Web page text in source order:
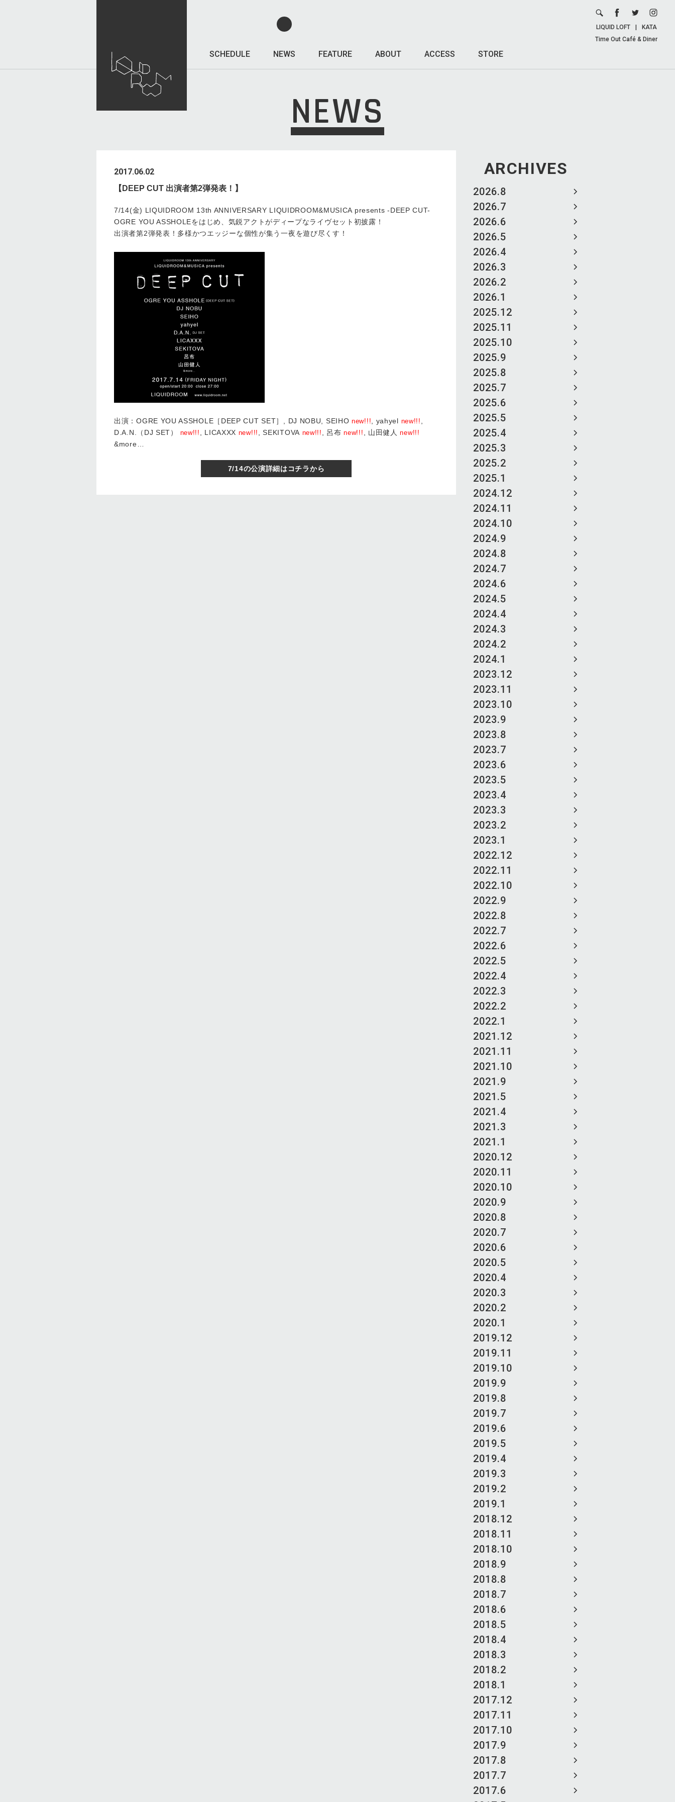
SCHEDULE NEWS FEATURE ABOUT ACCESS STORE
LIQUID LOFT
KATA
Time Out Café & Diner
NEWS
ARCHIVES
2026.8
2026.7
2026.6
2026.5
2026.4
2026.3
2026.2
2026.1
2025.12
2025.11
2025.10
2025.9
2025.8
2025.7
2025.6
2025.5
2025.4
2025.3
2025.2
2025.1
2024.12
2024.11
2024.10
2024.9
2024.8
2024.7
2024.6
2024.5
2024.4
2024.3
2024.2
2024.1
2023.12
2023.11
2023.10
2023.9
2023.8
2023.7
2023.6
2023.5
2023.4
2023.3
2023.2
2023.1
2022.12
2022.11
2022.10
2022.9
2022.8
2022.7
2022.6
2022.5
2022.4
2022.3
2022.2
2022.1
2021.12
2021.11
2021.10
2021.9
2021.5
2021.4
2021.3
2021.1
2020.12
2020.11
2020.10
2020.9
2020.8
2020.7
2020.6
2020.5
2020.4
2020.3
2020.2
2020.1
2019.12
2019.11
2019.10
2019.9
2019.8
2019.7
2019.6
2019.5
2019.4
2019.3
2019.2
2019.1
2018.12
2018.11
2018.10
2018.9
2018.8
2018.7
2018.6
2018.5
2018.4
2018.3
2018.2
2018.1
2017.12
2017.11
2017.10
2017.9
2017.8
2017.7
2017.6
2017.06.02
【DEEP CUT 出演者第2弾発表！】
7/14(金) LIQUIDROOM 13th ANNIVERSARY LIQUIDROOM&MUSICA presents -DEEP CUT-
OGRE YOU ASSHOLEをはじめ、気鋭アクトがディープなライヴセット初披露！
出演者第2弾発表！多様かつエッジーな個性が集う一夜を遊び尽くす！
出演：OGRE YOU ASSHOLE［DEEP CUT SET］, DJ NOBU, SEIHO new!!! , yahyel new!!!
D.A.N.（DJ SET）
new!!! , LICAXXX new!!! , SEKITOVAnew!!! , 呂布 new!!! , 山田健人 new!!!
&more…
7/14の公演詳細はコチラから